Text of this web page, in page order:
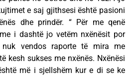
e saj gjithsesi është pasioni
dhe prindër. “ Për me qenë
i dashtë jo vetëm nxënësit por
nuk vendos raporte të mira me
kesh sukses me nxënës. Nxënësi
më i sjellshëm kur e di se ke